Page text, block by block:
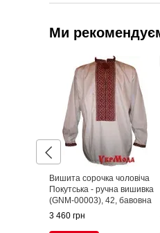
Ми
Вишита сорочка чоловіча
Покутська - ручна вишивка
(GNM-00003), 42, бавовна
3 460 грн